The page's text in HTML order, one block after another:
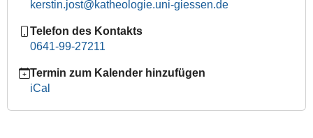
06-
17T16:00:00+02:00
2026-
kerstin.jost@katheologie.uni-giessen.de
Telefon des Kontakts
0641-99-27211
Termin zum Kalender hinzufügen
iCal